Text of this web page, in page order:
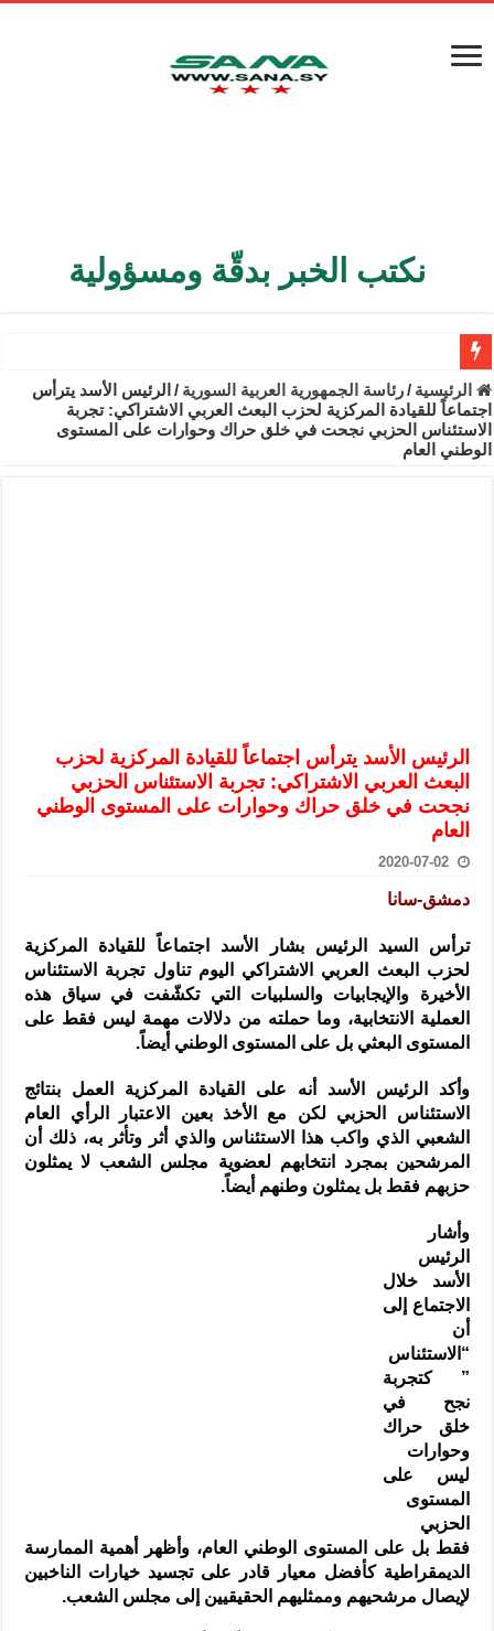
نكتب الخبر بدقّة ومسؤولية
الأمن الداخلي يعثر على مقبرة جماعية في ريف اللاذقية تضم 9 جثامين
الوزير الشيباني يبحث في باريس تعزيز الاستقرار في سوريا
برنية: مرسوم بإعفاء مستهلكي الكهرباء المنزلية والتجارية والصناعية
الرئيسية /رئاسة الجمهورية العربية السورية / الرئيس الأسد يترأس
اجتماعاً للقيادة المركزية لحزب البعث العربي الاشتراكي: تجربة
الاستئناس الحزبي نجحت في خلق حراك وحوارات على المستوى
الوطني العام
الرئيس الأسد يترأس اجتماعاً للقيادة المركزية لحزب
البعث العربي الاشتراكي: تجربة الاستئناس الحزبي
نجحت في خلق حراك وحوارات على المستوى الوطني
العام
2020-07-02
دمشق-سانا
ترأس السيد الرئيس بشار الأسد اجتماعاً للقيادة المركزية
لحزب البعث العربي الاشتراكي اليوم تناول تجربة الاستئناس
الأخيرة والإيجابيات والسلبيات التي تكشّفت في سياق هذه
العملية الانتخابية، وما حملته من دلالات مهمة ليس فقط على
المستوى البعثي بل على المستوى الوطني أيضاً.
وأكد الرئيس الأسد أنه على القيادة المركزية العمل بنتائج
الاستئناس الحزبي لكن مع الأخذ بعين الاعتبار الرأي العام
الشعبي الذي واكب هذا الاستئناس والذي أثر وتأثر به، ذلك أن
المرشحين بمجرد انتخابهم لعضوية مجلس الشعب لا يمثلون
حزبهم فقط بل يمثلون وطنهم أيضاً.
وأشار
الرئيس
الأسد خلال
الاجتماع إلى
أن
“الاستئناس
” كتجربة
نجح في
خلق حراك
وحوارات
ليس على
المستوى
الحزبي
فقط بل على المستوى الوطني العام، وأظهر أهمية الممارسة
الديمقراطية كأفضل معيار قادر على تجسيد خيارات الناخبين
لإيصال مرشحيهم وممثليهم الحقيقيين إلى مجلس الشعب.